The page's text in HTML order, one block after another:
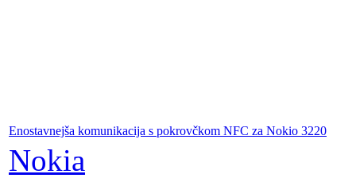
Enostavnejša komunikacija s pokrovčkom NFC za Nokio 3220
Nokia